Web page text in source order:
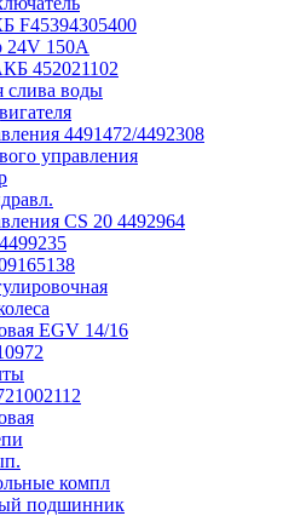
F45394305400
24V 150A
452021102
слива воды
4491472/4492308
управления
СS 20 4492964
EGV 14/16
компл
подшинник